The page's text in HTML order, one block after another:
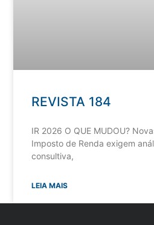
REVISTA 184
IR 2026 O QUE MUDOU?
Imposto de Renda exigem
consultiva,
LEIA MAIS